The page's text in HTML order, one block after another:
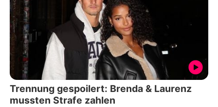
Trennung gespoilert: Brenda & Laurenz
mussten Strafe zahlen